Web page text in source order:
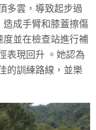
多雲，導致起步過
成手臂和膝蓋擦傷
度並在檢查站進行補
表現回升 。她認為
的訓練路線，並樂